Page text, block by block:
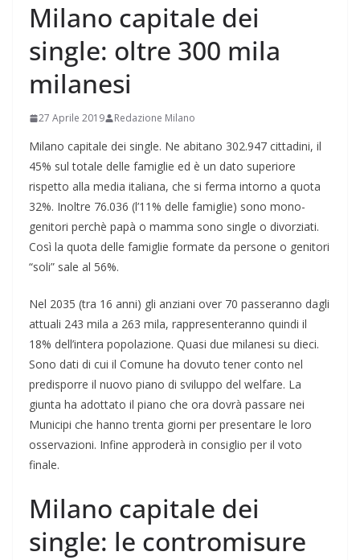
Milano capitale dei
single: oltre 300 mila
milanesi
27 Aprile 2019 Redazione Milano
Milano capitale dei single. Ne abitano 302.947 cittadini, il
45% sul totale delle famiglie ed è un dato superiore
rispetto alla media italiana, che si ferma intorno a quota
32%. Inoltre 76.036 (l’11% delle famiglie) sono mono-
genitori perchè papà o mamma sono single o divorziati.
Così la quota delle famiglie formate da persone o genitori
“soli” sale al 56%.
Nel 2035 (tra 16 anni) gli anziani over 70 passeranno dagli
attuali 243 mila a 263 mila, rappresenteranno quindi il
18% dell’intera popolazione. Quasi due milanesi su dieci.
Sono dati di cui il Comune ha dovuto tener conto nel
predisporre il nuovo piano di sviluppo del welfare. La
giunta ha adottato il piano che ora dovrà passare nei
Municipi che hanno trenta giorni per presentare le loro
osservazioni. Infine approderà in consiglio per il voto
finale.
Milano capitale dei
single: le contromisure